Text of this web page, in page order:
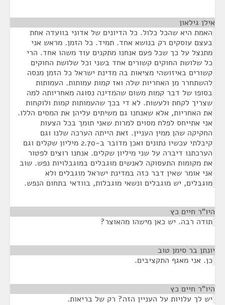
אילן גילאון
האמת היא שהכל כלול. כל הדיונים של אדוני בוועדה אחת
בעצם עוסקים רק בנושא אחד. תמיד. כל הזמן. מראש אני
מתנצל על כך שכל פעם אנחנו מתקנים עוד משהו אחד. הרי
כל שלושת החוקים קשורים אחד בשני וכל שלושת החוקים
קשורים באיזושהי מציאות בה מדינת ישראל כל הזמן מנסה
להשתחרר מן האחריות שלה ואז קמות עמותות. העמותות
בסופו של דבר קמות משום שהמדינה נסוגה מאחריותה למה
שצריך לקחת ולעשות. לא די בכך שהעמותות קמות ולוקחות
את האחריות, אלא שאנחנו גם משיתים עליהן את המסים הללו.
אני אתייחס לפלח מסוים למרות שאני תומך בכל הצעות
החקיקה שהן ממין העניין. זאת הייתה הערכה שלנו וגם
קיבלתי עכשיו נתונים ואכן מדובר ב-2.70 מיליון שקלים וגם
הערכתנו דיברה על שני מיליון שקלים. אנחנו רוצים לפטור
את מקומות התעסוקה לאנשים מוגבלים במוגבלויות נפש. שוב
אני אומר שאין דבר כזה במדינת ישראל מוגבלים ולא
מוגבלים, יש מוגבלים ונשאי מוגבלות, בוודאי בתחום הנפש.
היו"ר חיים כץ
תודה רבה. יש כאן מישהו מהאוצר?
יונתן בר סימן טוב
כן. אני מאגף התקציבים.
היו"ר חיים כץ
יש לך עלויות על העניין הזה? רק של בריאות.